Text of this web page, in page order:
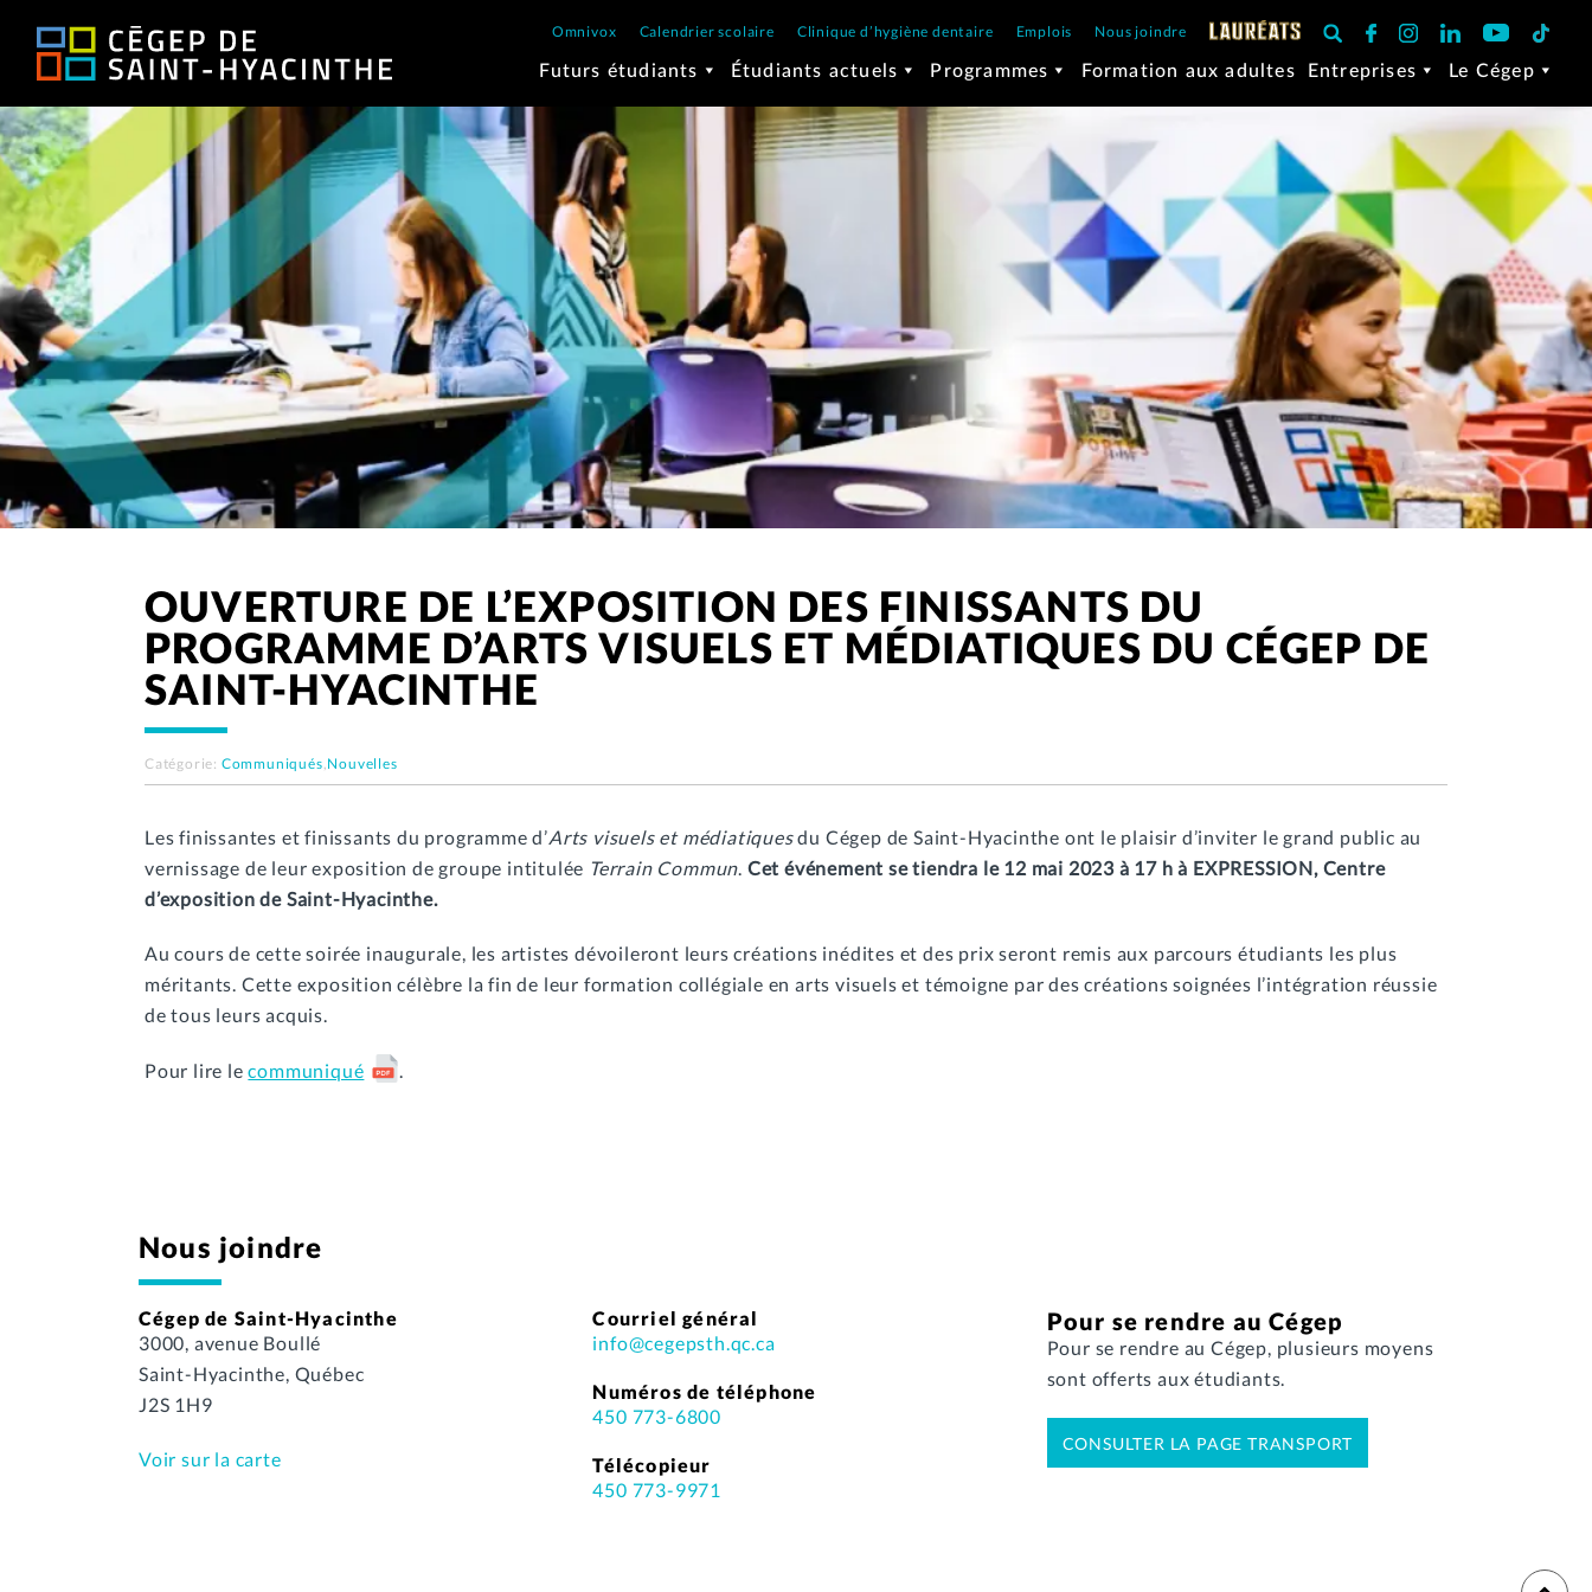
Omnivox Calendrier scolaire Clinique d’hygiène dentaire Emplois Nous joindre
Futurs étudiants Étudiants actuels Programmes Formation aux adultes Entreprises Le Cégep
OUVERTURE DE L’EXPOSITION DES FINISSANTS DU
PROGRAMME D’ARTS VISUELS ET MÉDIATIQUES DU CÉGEP DE
SAINT-HYACINTHE
Catégorie: Communiqués,Nouvelles
Les finissantes et finissants du programme d’Arts visuels et médiatiquesdu Cégep de Saint-Hyacinthe ont le plaisir d’inviter le grand public au
vernissage de leur exposition de groupe intitulée Terrain Commun. Cet événement se tiendra le 12 mai 2023 à 17 h à EXPRESSION, Centre
d’exposition de Saint-Hyacinthe.
Au cours de cette soirée inaugurale, les artistes dévoileront leurs créations inédites et des prix seront remis aux parcours étudiants les plus
méritants. Cette exposition célèbre la fin de leur formation collégiale en arts visuels et témoigne par des créations soignées l’intégration réussie
de tous leurs acquis.
Pour lire lecommuniqué .
Nous joindre
Cégep de Saint-Hyacinthe
3000, avenue Boullé
Saint-Hyacinthe, Québec
J2S 1H9
Voir sur la carte
Courriel général
info@cegepsth.qc.ca
Numéros de téléphone
450 773-6800
Télécopieur
450 773-9971
Pour se rendre au Cégep
Pour se rendre au Cégep, plusieurs moyens
sont offerts aux étudiants.
CONSULTER LA PAGE TRANSPORT